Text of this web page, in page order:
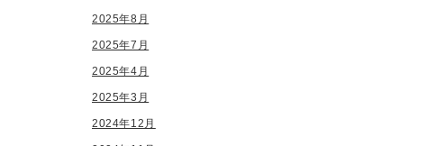
2025年8月
2025年7月
2025年4月
2025年3月
2024年12月